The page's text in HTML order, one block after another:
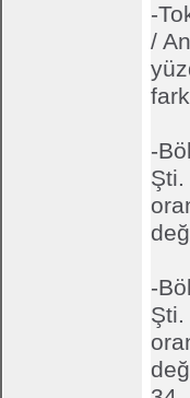
-
/
-
-